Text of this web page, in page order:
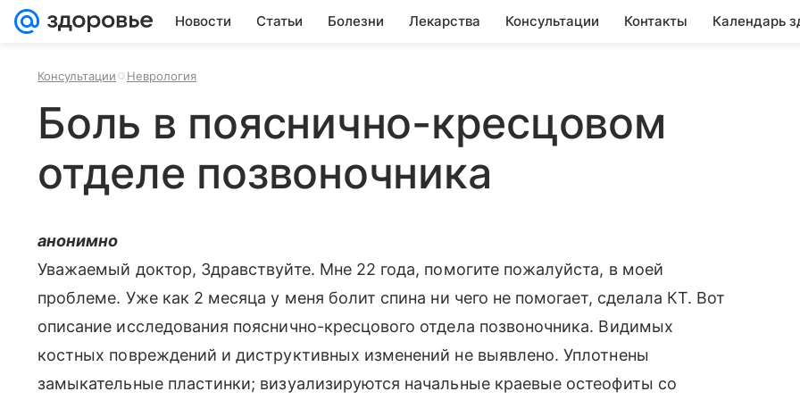
Новости Статьи Болезни Лекарства Консультации Контакты Календарь
Консультации Неврология
Боль в пояснично-кресцовом
отделе позвоночника
анонимно
Уважаемый доктор, Здравствуйте. Мне 22 года, помогите пожалуйста, в моей
проблеме. Уже как 2 месяца у меня болит спина ни чего не помогает, сделала КТ. Вот
описание исследования пояснично-кресцового отдела позвоночника. Видимых
костных повреждений и диструктивных изменений не выявлено. Уплотнены
замыкательные пластинки; визуализируются начальные краевые остеофиты со